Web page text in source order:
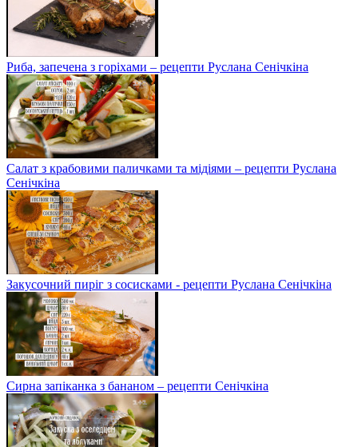
Риба, запечена з горіхами – рецепти Руслана Сенічкіна
Салат з крабовими паличками та мідіями – рецепти Руслана
Сенічкіна
Закусочний пиріг з сосисками - рецепти Руслана Сенічкіна
Сирна запіканка з бананом – рецепти Сенічкіна